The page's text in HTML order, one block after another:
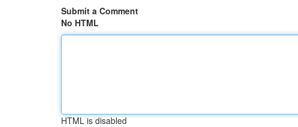
Submit a Comment
No HTML
HTML is disabled